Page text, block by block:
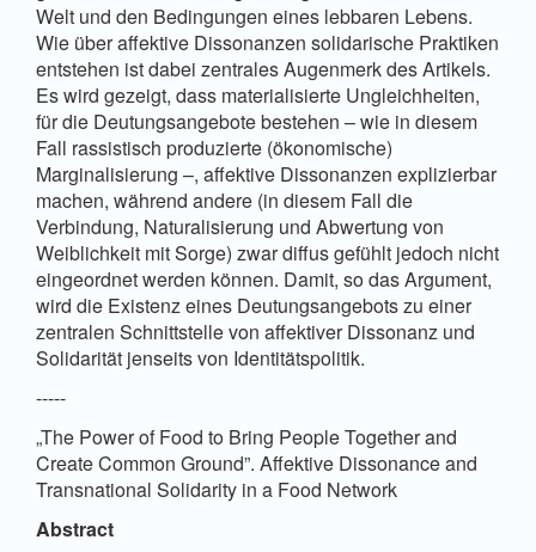
Welt und den Bedingungen eines lebbaren Lebens.
Wie über affektive Dissonanzen solidarische Praktiken
entstehen ist dabei zentrales Augenmerk des Artikels.
Es wird gezeigt, dass materialisierte Ungleichheiten,
für die Deutungsangebote bestehen – wie in diesem
Fall rassistisch produzierte (ökonomische)
Marginalisierung –, affektive Dissonanzen explizierbar
machen, während andere (in diesem Fall die
Verbindung, Naturalisierung und Abwertung von
Weiblichkeit mit Sorge) zwar diffus gefühlt jedoch nicht
eingeordnet werden können. Damit, so das Argument,
wird die Existenz eines Deutungsangebots zu einer
zentralen Schnittstelle von affektiver Dissonanz und
Solidarität jenseits von Identitätspolitik.
-----
„The Power of Food to Bring People Together and
Create Common Ground”. Affektive Dissonance and
Transnational Solidarity in a Food Network
Abstract